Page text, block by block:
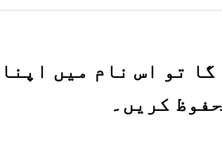
تو اس نام میں اپنا
کریں۔